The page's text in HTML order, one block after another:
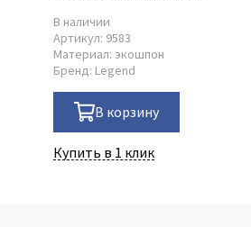
В наличии
Артикул: 9583
Материал: экошпон
Бренд: Legend
В корзину
Купить в 1 клик